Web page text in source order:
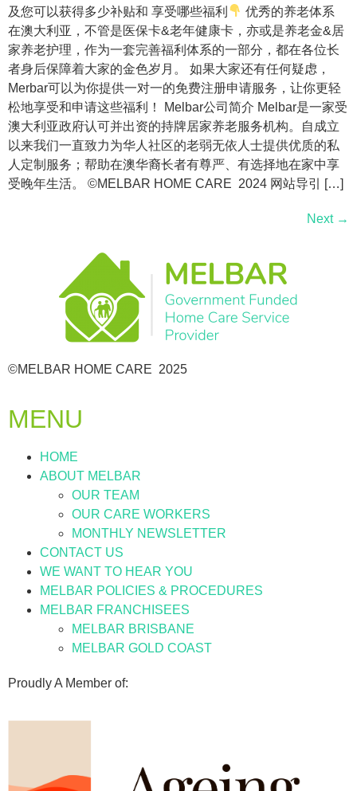
及您可以获得多少补贴和 享受哪些福利
优秀的养老体系
在澳大利亚，不管是医保卡&老年健康卡，亦或是养老金&居
家养老护理，作为一套完善福利体系的一部分，都在各位长
者身后保障着大家的金色岁月。 如果大家还有任何疑虑，
Merbar可以为你提供一对一的免费注册申请服务，让你更轻
松地享受和申请这些福利！ Melbar公司简介 Melbar是一家受
澳大利亚政府认可并出资的持牌居家养老服务机构。自成立
以来我们一直致力为华人社区的老弱无依人士提供优质的私
人定制服务；帮助在澳华裔长者有尊严、有选择地在家中享
受晚年生活。 ©MELBAR HOME CARE 2024 网站导引 […]
Next →
©MELBAR HOME CARE 2025
MENU
HOME
ABOUT MELBAR
OUR TEAM
OUR CARE WORKERS
MONTHLY NEWSLETTER
CONTACT US
WE WANT TO HEAR YOU
MELBAR POLICIES & PROCEDURES
MELBAR FRANCHISEES
MELBAR BRISBANE
MELBAR GOLD COAST
Proudly A Member of: